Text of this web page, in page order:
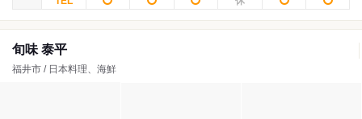
旬味 泰平
福井市 / 日本料理、海鮮